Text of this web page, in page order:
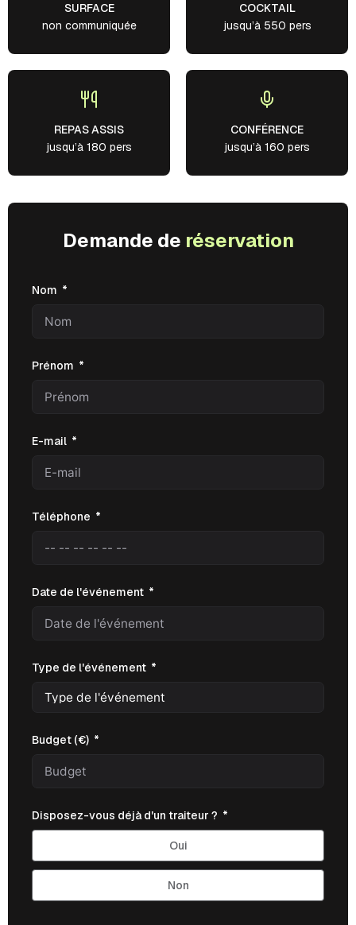
SURFACE
non communiquée
COCKTAIL
jusqu’à 550 pers
REPAS ASSIS
jusqu’à 180 pers
CONFÉRENCE
jusqu’à 160 pers
Demande de réservation
Nom
Prénom
E-mail
Téléphone
Date de l'événement
Type de l'événement
Budget (€)
Disposez-vous déjà d'un traiteur ?
Oui
Non